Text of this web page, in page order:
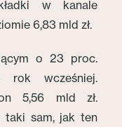
w kanale
6,83 mld zł.
o 23 proc.
rok wcześniej.
5,56 mld zł.
taki sam, jak ten